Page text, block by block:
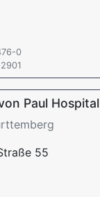
0
Paul Hospital
55